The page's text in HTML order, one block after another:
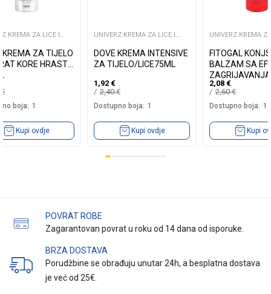
ZA LICE I
KREMA ZA TIJELO
KORE HRASTA
€
boja: 1
Kupi ovdje
UNIVERZ.KREMA ZA LICE I
TIJELO
DOVE KREMA INTENSIVE
ZA TIJELO/LICE75ML
1,92 €
2,40€
Dostupno boja: 1
Kupi ovdje
UNIVERZ.KREMA
TIJELO
FITOGAL
BALZAM SA
ZAGRIJAVANJA
2,08 €
2,60€
Dostupno boja: 1
Kupi
POVRAT ROBE
Zagarantovan povrat u roku od 14 dana od isporuke.
BRZA DOSTAVA
Porudžbine se obrađuju unutar 24h, a besplatna dostava
je već od 25€.